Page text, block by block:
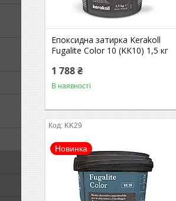
Епоксидна затирка Kerakoll
Fugalite Color 10 (KK10) 1,5 кг
1 788 ₴
В наявності
KK29
Новинка